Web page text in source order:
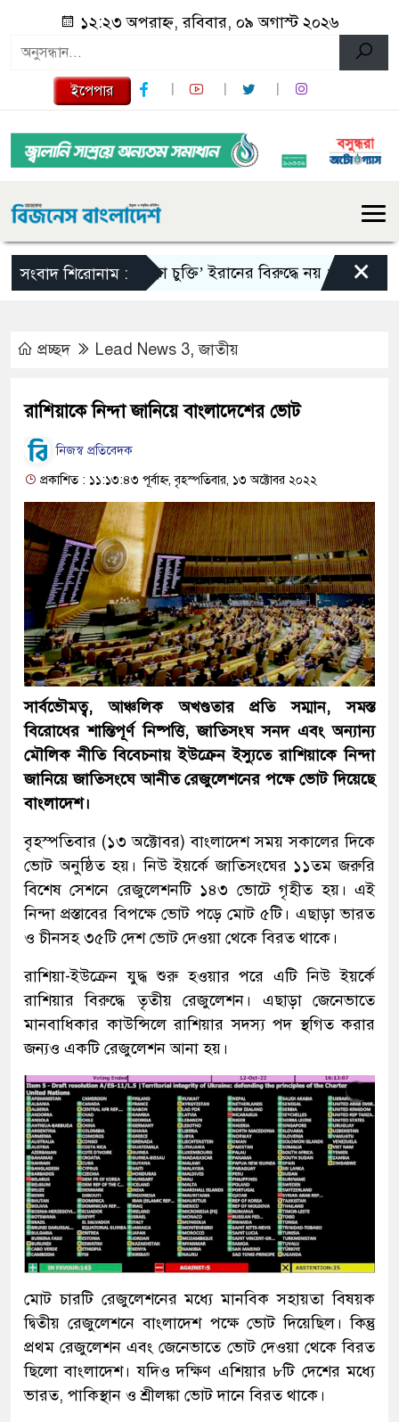
১২:২৩ অপরাহ্ন, রবিবার, ০৯ অগাস্ট ২০২৬
ইপেপার
সংবাদ শিরোনাম :‘মক্কা চুক্তি’ ইরানের বিরুদ্ধে নয় : তুরস্ক ×
প্রচ্ছদ Lead News 3,জাতীয়
রাশিয়াকে নিন্দা জানিয়ে বাংলাদেশের ভোট
নিজস্ব প্রতিবেদক
প্রকাশিত : ১১:১৩:৪৩ পূর্বাহ্ন, বৃহস্পতিবার, ১৩ অক্টোবর ২০২২
সার্বভৌমত্ব, আঞ্চলিক অখণ্ডতার প্রতি সম্মান, সমস্ত
বিরোধের শান্তিপূর্ণ নিষ্পত্তি, জাতিসংঘ সনদ এবং অন্যান্য
মৌলিক নীতি বিবেচনায় ইউক্রেন ইস্যুতে রাশিয়াকে নিন্দা
জানিয়ে জাতিসংঘে আনীত রেজুলেশনের পক্ষে ভোট দিয়েছে
বাংলাদেশ।
বৃহস্পতিবার (১৩ অক্টোবর) বাংলাদেশ সময় সকালের দিকে
ভোট অনুষ্ঠিত হয়। নিউ ইয়র্কে জাতিসংঘের ১১তম জরুরি
বিশেষ সেশনে রেজুলেশনটি ১৪৩ ভোটে গৃহীত হয়। এই
নিন্দা প্রস্তাবের বিপক্ষে ভোট পড়ে মোট ৫টি। এছাড়া ভারত
ও চীনসহ ৩৫টি দেশ ভোট দেওয়া থেকে বিরত থাকে।
রাশিয়া-ইউক্রেন যুদ্ধ শুরু হওয়ার পরে এটি নিউ ইয়র্কে
রাশিয়ার বিরুদ্ধে তৃতীয় রেজুলেশন। এছাড়া জেনেভাতে
মানবাধিকার কাউন্সিলে রাশিয়ার সদস্য পদ স্থগিত করার
জন্যও একটি রেজুলেশন আনা হয়।
মোট চারটি রেজুলেশনের মধ্যে মানবিক সহায়তা বিষয়ক
দ্বিতীয় রেজুলেশনে বাংলাদেশ পক্ষে ভোট দিয়েছিল। কিন্তু
প্রথম রেজুলেশন এবং জেনেভাতে ভোট দেওয়া থেকে বিরত
ছিলো বাংলাদেশ। যদিও দক্ষিণ এশিয়ার ৮টি দেশের মধ্যে
ভারত, পাকিস্থান ও শ্রীলঙ্কা ভোট দানে বিরত থাকে।